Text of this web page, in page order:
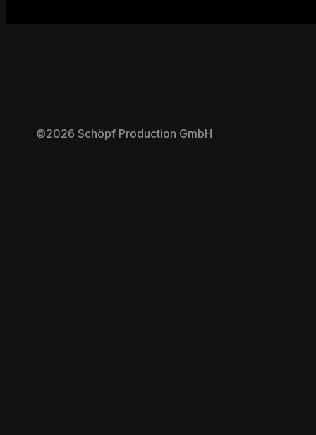
©2026 Schöpf Production GmbH